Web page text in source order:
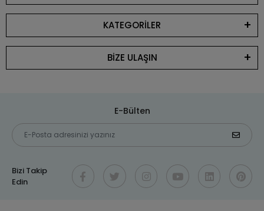
KATEGORİLER
BİZE ULAŞIN
E-Bülten
Bizi Takip
Edin